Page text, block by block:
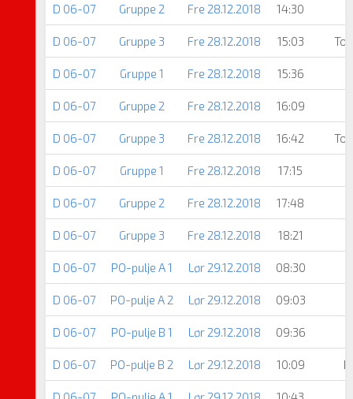
D 06-07 Gruppe 2 Fre 28.12.2018 14:30
D 06-07 Gruppe 3 Fre 28.12.2018 15:03
D 06-07 Gruppe 1 Fre 28.12.2018 15:36
D 06-07 Gruppe 2 Fre 28.12.2018 16:09
D 06-07 Gruppe 3 Fre 28.12.2018 16:42
D 06-07 Gruppe 1 Fre 28.12.2018 17:15
D 06-07 Gruppe 2 Fre 28.12.2018 17:48
D 06-07 Gruppe 3 Fre 28.12.2018 18:21
D 06-07 PO-pulje A 1 Lør 29.12.2018 08:30
D 06-07 PO-pulje A 2 Lør 29.12.2018 09:03
D 06-07 PO-pulje B 1 Lør 29.12.2018 09:36
D 06-07 PO-pulje B 2 Lør 29.12.2018 10:09